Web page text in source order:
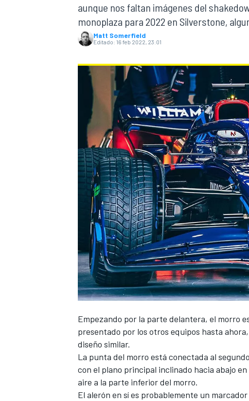
MOTOGP
NASCAR CUP
aunque nos faltan imágenes del
monoplaza para 2022 en Silverstone,
Matt Somerfield
Editado: 16 feb 2022, 23:01
Empezando por la parte delantera, el morro
presentado por los otros equipos hasta
diseño similar.
La punta del morro está conectada al
con el plano principal inclinado hacia abajo
aire a la parte inferior del morro.
El alerón en sí es probablemente un